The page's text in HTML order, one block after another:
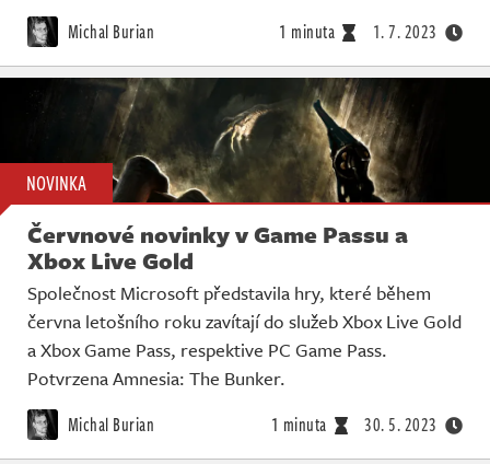
Michal Burian 1 minuta 1. 7. 2023
NOVINKA
Červnové novinky v Game Passu a
Xbox Live Gold
Společnost Microsoft představila hry, které během
června letošního roku zavítají do služeb Xbox Live Gold
a Xbox Game Pass, respektive PC Game Pass.
Potvrzena Amnesia: The Bunker.
Michal Burian 1 minuta 30. 5. 2023